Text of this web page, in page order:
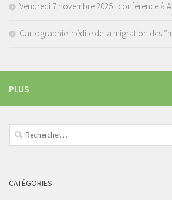
Vendredi 7 novembre 2025 : conférence à
Cartographie inédite de la migration des
PLUS
Rechercher :
CATÉGORIES